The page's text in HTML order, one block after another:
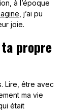
à l’époque
, j’ai pu
joie.
propre
Lire, être avec
ma vie
était